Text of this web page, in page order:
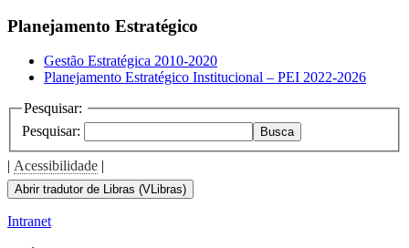
screen
help
navigate
and
interact
with
the
content.
Planejamento Estratégico
Gestão Estratégica 2010-2020
Planejamento Estratégico Institucional – PEI 2022-2026
Pesquisar:
Pesquisar:
Busca
| Acessibilidade |
Abrir tradutor de Libras (VLibras)
Intranet